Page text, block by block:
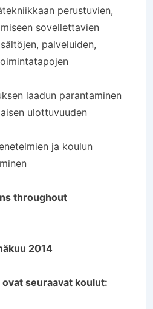
perustuvien,
sovellettavien
palveluiden,
laadun parantaminen
ulottuvuuden
ja koulun
throughout
2014
seuraavat koulut: